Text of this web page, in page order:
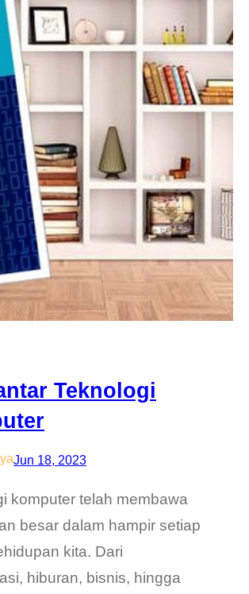
Teknologi
Jun 18, 2023
komputer telah membawa
besar dalam hampir setiap
kita. Dari
hiburan, bisnis, hingga